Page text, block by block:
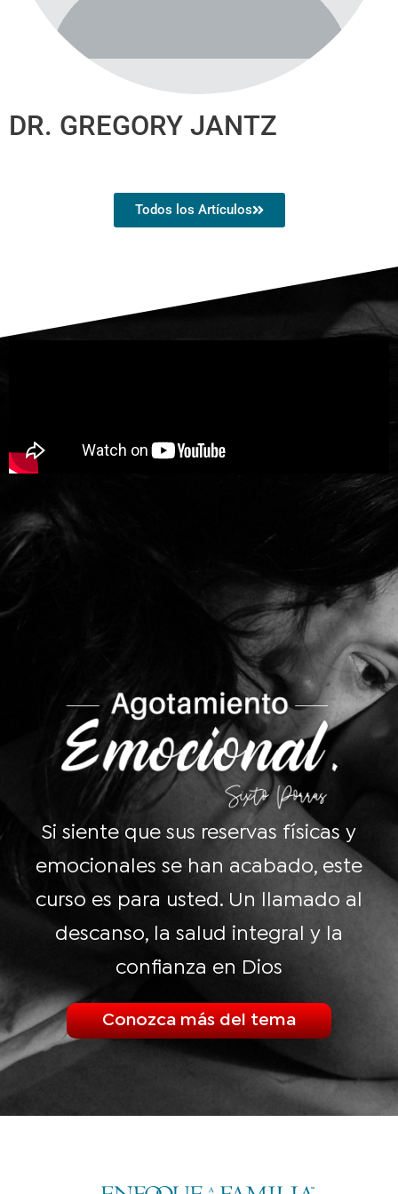
DR. GREGORY JANTZ
Todos los Artículos
Si siente que sus reservas físicas y
emocionales se han acabado, este
curso es para usted. Un llamado al
descanso, la salud integral y la
confianza en Dios
Conozca más del tema